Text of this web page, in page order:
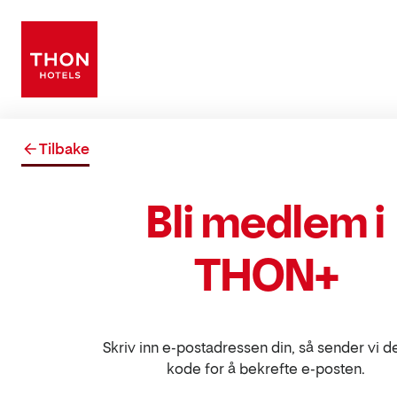
Tilbake
Bli medlem i
THON+
Skriv inn e-postadressen din, så sender vi
kode for å bekrefte e-posten.